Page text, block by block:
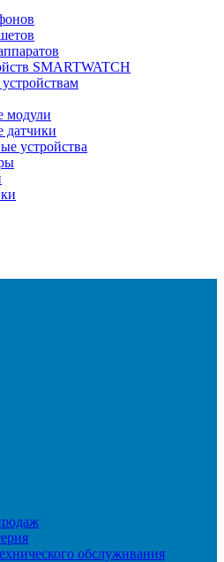
SMARTWATCH
модули
датчики
устройства
обслуживания